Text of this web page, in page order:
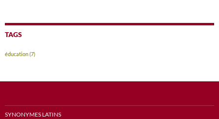
TAGS
éducation(7)
SYNONYMES LATINS